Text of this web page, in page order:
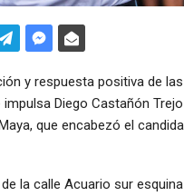
y respuesta positiva de
Diego Castañón
que encabezó el
la calle Acuario sur